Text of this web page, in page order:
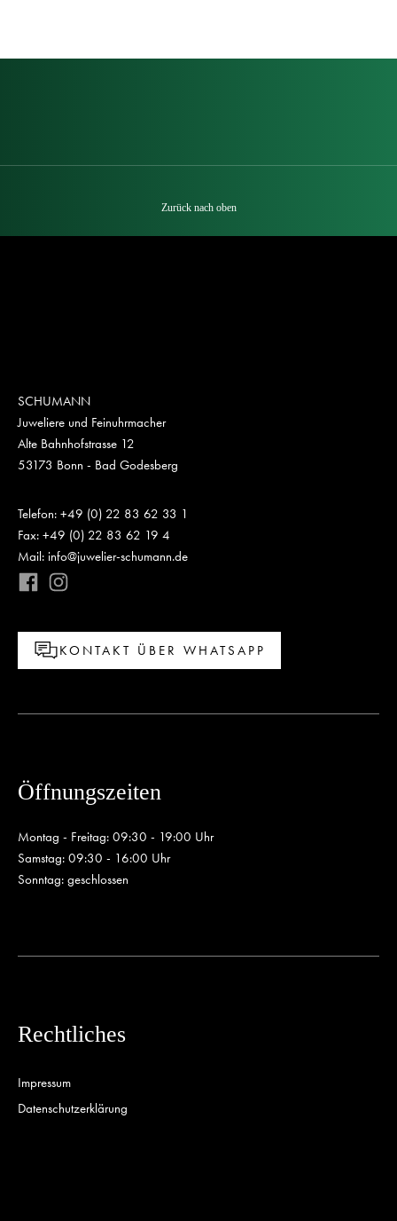
Zurück nach oben
SCHUMANN
Juweliere und Feinuhrmacher
Alte Bahnhofstrasse 12
53173 Bonn - Bad Godesberg
Telefon: +49 (0) 22 83 62 33 1
Fax: +49 (0) 22 83 62 19 4
Mail: info@juwelier-schumann.de
KONTAKT ÜBER WHATSAPP
Öffnungszeiten
Montag - Freitag: 09:30 - 19:00 Uhr
Samstag: 09:30 - 16:00 Uhr
Sonntag: geschlossen
Rechtliches
Impressum
Datenschutzerklärung